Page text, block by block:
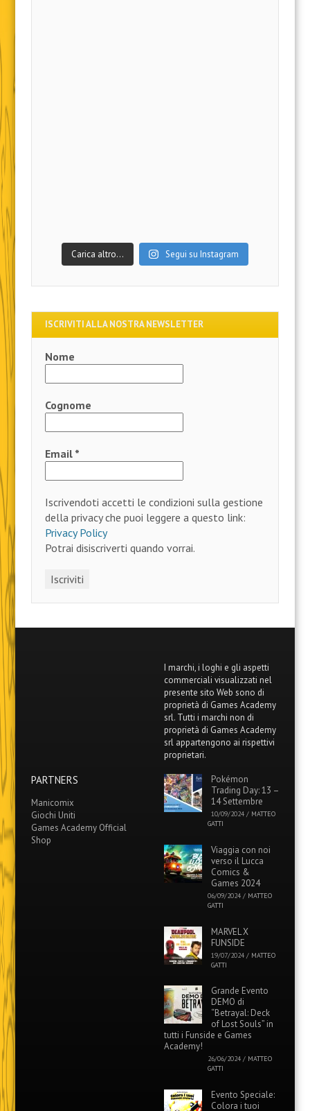
Carica altro… Segui su Instagram
ISCRIVITI ALLA NOSTRA NEWSLETTER
Nome
Cognome
Email *
Iscrivendoti accetti le condizioni sulla gestione
della privacy che puoi leggere a questo link:
Privacy Policy
Potrai disiscriverti quando vorrai.
I marchi, i loghi e gli aspetti
commerciali visualizzati nel
presente sito Web sono di
proprietà di Games Academy
srl. Tutti i marchi non di
proprietà di Games Academy
srl appartengono ai rispettivi
proprietari.
PARTNERS
Manicomix
Giochi Uniti
Games Academy Official
Shop
Pokémon
Trading Day: 13 –
14 Settembre
10/09/2024 / MATTEO
GATTI
Viaggia con noi
verso il Lucca
Comics &
Games 2024
06/09/2024 / MATTEO
GATTI
MARVEL X
FUNSIDE
19/07/2024 / MATTEO
GATTI
Grande Evento
DEMO di
“Betrayal: Deck
of Lost Souls” in
tutti i Funside e Games
Academy!
26/06/2024 / MATTEO
GATTI
Evento Speciale:
Colora i tuoi